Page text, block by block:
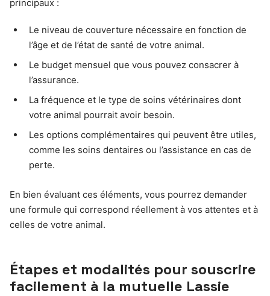
principaux :
Le niveau de couverture nécessaire en fonction de
l’âge et de l’état de santé de votre animal.
Le budget mensuel que vous pouvez consacrer à
l’assurance.
La fréquence et le type de soins vétérinaires dont
votre animal pourrait avoir besoin.
Les options complémentaires qui peuvent être utiles,
comme les soins dentaires ou l’assistance en cas de
perte.
En bien évaluant ces éléments, vous pourrez demander
une formule qui correspond réellement à vos attentes et à
celles de votre animal.
Étapes et modalités pour souscrire
facilement à la mutuelle Lassie